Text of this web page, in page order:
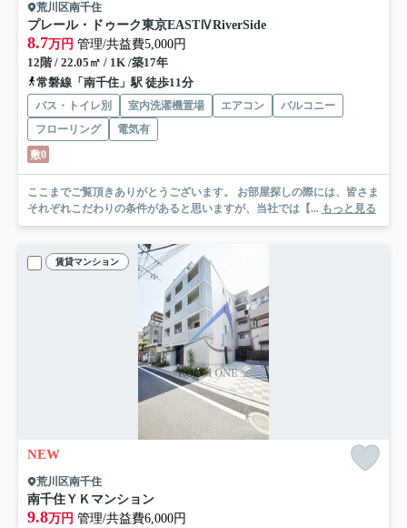
荒川区南千住
プレール・ドゥーク東京EASTⅣRiverSide
8.7万円 管理/共益費5,000円
12階 / 22.05㎡ / 1K /築17年
常磐線「南千住」駅 徒歩11分
バス・トイレ別 室内洗濯機置場 エアコン
バルコニー
フローリング
電気有
敷0
ここまでご覧頂きありがとうございます。 お部屋探しの際には、皆さま
それぞれこだわりの条件があると思いますが、当社では【... もっと見る
賃貸マンション
NEW
荒川区南千住
南千住ＹＫマンション
9.8万円 管理/共益費6,000円